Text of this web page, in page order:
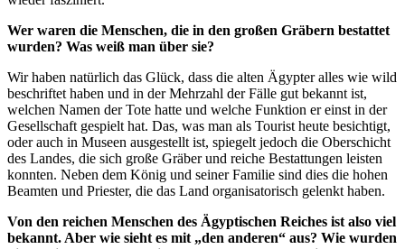
Wer waren die Menschen, die in den großen Gräbern bestattet
wurden? Was weiß man über sie?
Wir haben natürlich das Glück, dass die alten Ägypter alles wie wild
beschriftet haben und in der Mehrzahl der Fälle gut bekannt ist,
welchen Namen der Tote hatte und welche Funktion er einst in der
Gesellschaft gespielt hat. Das, was man als Tourist heute besichtigt,
oder auch in Museen ausgestellt ist, spiegelt jedoch die Oberschicht
des Landes, die sich große Gräber und reiche Bestattungen leisten
konnten. Neben dem König und seiner Familie sind dies die hohen
Beamten und Priester, die das Land organisatorisch gelenkt haben.
Von den reichen Menschen des Ägyptischen Reiches ist also viel
bekannt. Aber wie sieht es mit „den anderen“ aus? Wie wurden